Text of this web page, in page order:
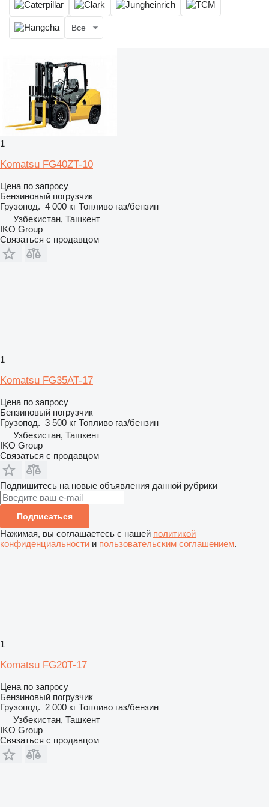
Все
1
Komatsu FG40ZT-10
Цена по запросу
Бензиновый погрузчик
Грузопод. 4 000 кг Топливо газ/бензин
Узбекистан, Ташкент
IKO Group
Связаться с продавцом
1
Komatsu FG35AT-17
Цена по запросу
Бензиновый погрузчик
Грузопод. 3 500 кг Топливо газ/бензин
Узбекистан, Ташкент
IKO Group
Связаться с продавцом
Подпишитесь на новые объявления данной рубрики
Подписаться
Нажимая, вы соглашаетесь с нашей политикой
конфиденциальности и пользовательским соглашением.
1
Komatsu FG20T-17
Цена по запросу
Бензиновый погрузчик
Грузопод. 2 000 кг Топливо газ/бензин
Узбекистан, Ташкент
IKO Group
Связаться с продавцом